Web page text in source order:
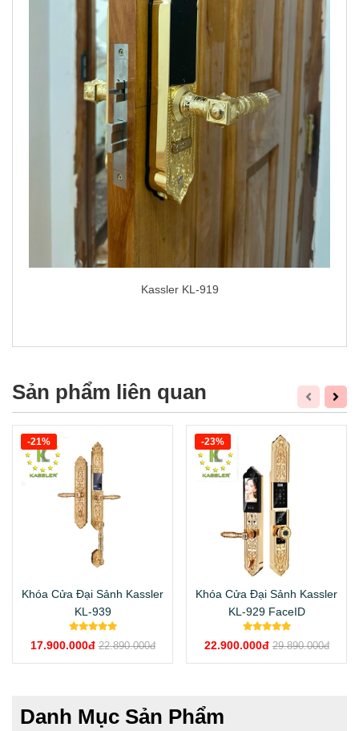
Kassler KL-919
Sản phẩm liên quan
Khóa Cửa Đại Sảnh Kassler
KL-939
17.900.000đ 22.890.000đ
-21%
Khóa Cửa Đại Sảnh Kassler
KL-929 FaceID
22.900.000đ 29.890.000đ
-23%
Danh Mục Sản Phẩm